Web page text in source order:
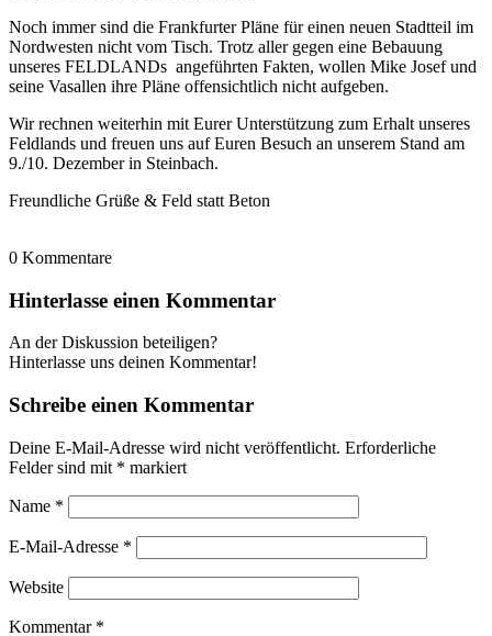
Noch immer sind die Frankfurter Pläne für einen neuen Stadtteil im
Nordwesten nicht vom Tisch. Trotz aller gegen eine Bebauung
unseres FELDLANDs angeführten Fakten, wollen Mike Josef und
seine Vasallen ihre Pläne offensichtlich nicht aufgeben.
Wir rechnen weiterhin mit Eurer Unterstützung zum Erhalt unseres
Feldlands und freuen uns auf Euren Besuch an unserem Stand am
9./10. Dezember in Steinbach.
Freundliche Grüße & Feld statt Beton
0 Kommentare
Hinterlasse einen Kommentar
An der Diskussion beteiligen?
Hinterlasse uns deinen Kommentar!
Schreibe einen Kommentar
Deine E-Mail-Adresse wird nicht veröffentlicht. Erforderliche
Felder sind mit * markiert
Name *
E-Mail-Adresse *
Website
Kommentar *